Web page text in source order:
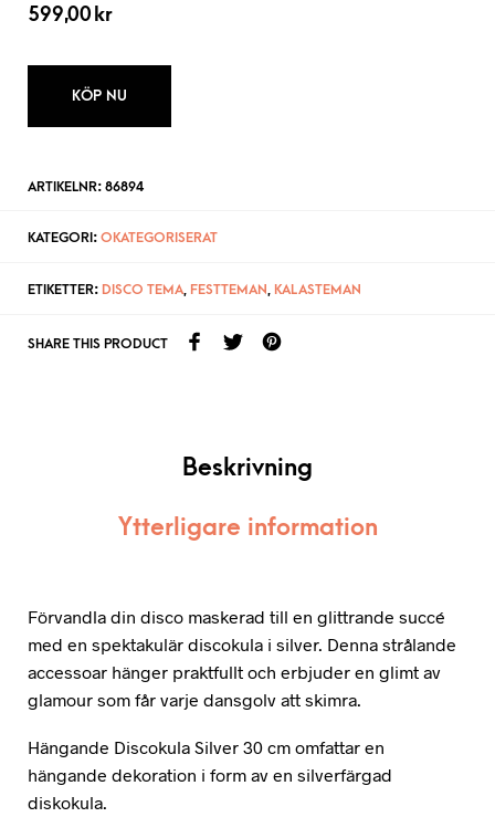
599,00 kr
KÖP NU
ARTIKELNR: 86894
KATEGORI: OKATEGORISERAT
ETIKETTER: DISCO TEMA, FESTTEMAN, KALASTEMAN
SHARE THIS PRODUCT
Beskrivning
Ytterligare information
Förvandla din disco maskerad till en glittrande succé
med en spektakulär discokula i silver. Denna strålande
accessoar hänger praktfullt och erbjuder en glimt av
glamour som får varje dansgolv att skimra.
Hängande Discokula Silver 30 cm omfattar en
hängande dekoration i form av en silverfärgad
diskokula.